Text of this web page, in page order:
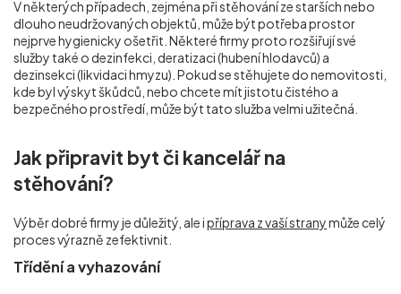
V některých případech, zejména při stěhování ze starších nebo
dlouho neudržovaných objektů, může být potřeba prostor
nejprve hygienicky ošetřit. Některé firmy proto rozšiřují své
služby také o dezinfekci, deratizaci (hubení hlodavců) a
dezinsekci (likvidaci hmyzu). Pokud se stěhujete do nemovitosti,
kde byl výskyt škůdců, nebo chcete mít jistotu čistého a
bezpečného prostředí, může být tato služba velmi užitečná.
Jak připravit byt či kancelář na
stěhování?
Výběr dobré firmy je důležitý, ale ipříprava z vaší stranymůže celý
proces výrazně zefektivnit.
Třídění a vyhazování